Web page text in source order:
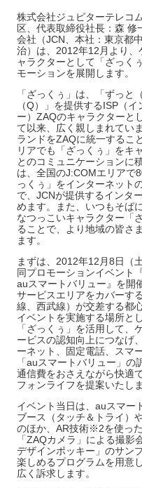
株式会社ジュピターテレコ
区、代表取締役社長：森
会社（JCN、本社：東京都
治）は、2012年12月より
ャラクターとして「ざっく
モーションを展開します。
「ざっくぅ」は、「ずっと
（Q）」を提供するISP（
ー）ZAQのキャラクターと
て以来、広く親しまれてい
ランドをZAQに統一するこ
リアでも「ざっくぅ」をキ
とのコミュニケーションに
は、全国のJ:COMエリア
っくぅ」をインターネット
で、JCNが提供するインタ
めます。また、いつもそば
なつっこいキャラクター「
ることで、より地域の皆さ
ます。
まずは、2012年12月8日（
同プロモーションイベン
auスマートバリュー』を開
サービスエリアをカバーす
線、西武線）が交差する都
イベントを実施する場所と
「ざっくぅ」を活用して、
ービスの認知向上につなげ
ーネット、固定電話、スマ
「auスマートバリュー」
通信費をおさえながら快適
フォンライフを提案いたしま
イベント当日は、auスマー
ブース（タッチ＆トライ）
のほか、AR技術※2を使っ
「ZAQカメラ」による撮
デザインポッキー」のサン
楽しめるプログラムを用意
広く訴求します。